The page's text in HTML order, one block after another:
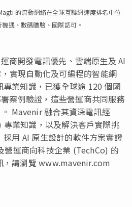
的流動網絡在全球互聯網速度排名中位
遇、數碼體驗、國際認可 。
商開發電訊優先、雲端原生及 AI
實現自動化及可編程的智能網
業知識，已獲全球逾 120 個國
案例驗證，這些營運商共同服務
Mavenir 融合其資深電訊經
業知識，以及解決客戶實際挑
用 AI 原生設計的軟件方案實證
營運商向科技企業 (TechCo) 的
，請瀏覽 www.mavenir.com